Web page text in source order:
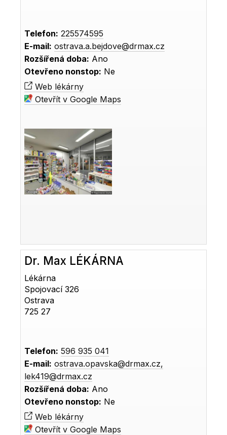
Telefon: 225574595
E-mail: ostrava.a.bejdove@drmax.cz
Rozšířená doba: Ano
Otevřeno nonstop: Ne
Web lékárny
Otevřít v Google Maps
Dr. Max LÉKÁRNA
Lékárna
Spojovací 326
Ostrava
725 27
Telefon: 596 935 041
E-mail: ostrava.opavska@drmax.cz,
lek419@drmax.cz
Rozšířená doba: Ano
Otevřeno nonstop: Ne
Web lékárny
Otevřít v Google Maps